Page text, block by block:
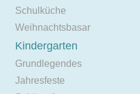
Schulküche
Weihnachtsbasar
Kindergarten
Grundlegendes
Jahresfeste